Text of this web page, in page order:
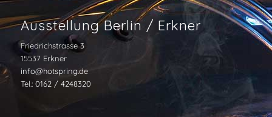
Ausstellung Berlin / Erkner
Friedrichstrasse 3
15537 Erkner
info@hotspring.de
Tel.: 0162 / 4248320